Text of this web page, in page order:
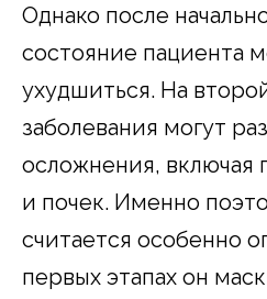
Однако после
состояние пациента
ухудшиться. На
заболевания могут
осложнения, включая
и почек. Именно
считается особенно
первых этапах он